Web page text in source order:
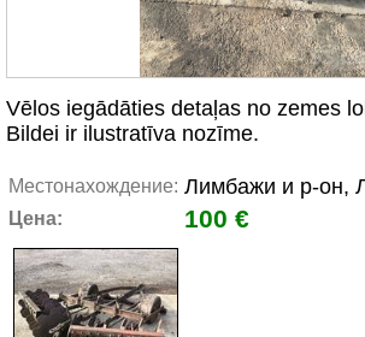
Vēlos iegādāties detaļas no zemes
Bildei ir ilustratīva nozīme.
Местонахождение: Лимбажи и р-он,
Цена: 100 €